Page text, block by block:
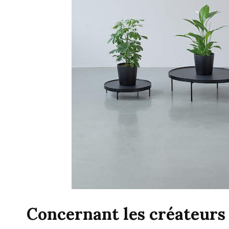
Concernant les